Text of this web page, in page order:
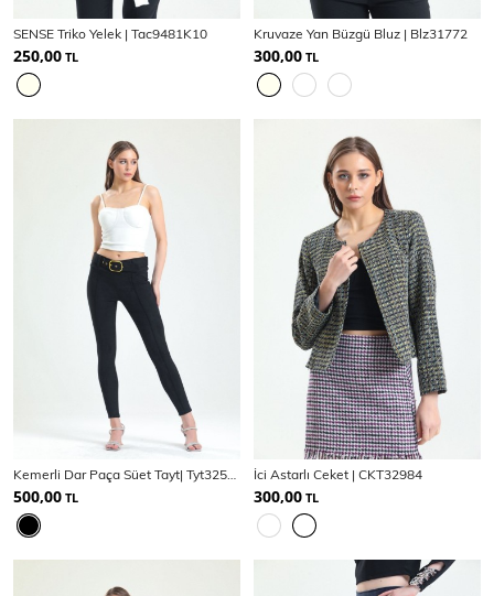
SENSE Triko Yelek | Tac9481K10
250,00 TL
Kruvaze Yan Büzgü Bluz | Blz31772
300,00 TL
Kemerli Dar Paça Süet Tayt| Tyt32569
500,00 TL
İci Astarlı Ceket | CKT32984
300,00 TL